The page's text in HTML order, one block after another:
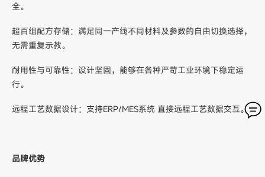
全。
超百组配方存储：满足同一产线不同材料及参数的自由切换选择，
无需重复示教。
耐用性与可靠性：设计坚固，能够在各种严苛工业环境下稳定运
行。
远程工艺数据设计：支持ERP/MES系统 直接远程工艺数据交互。
品牌优势